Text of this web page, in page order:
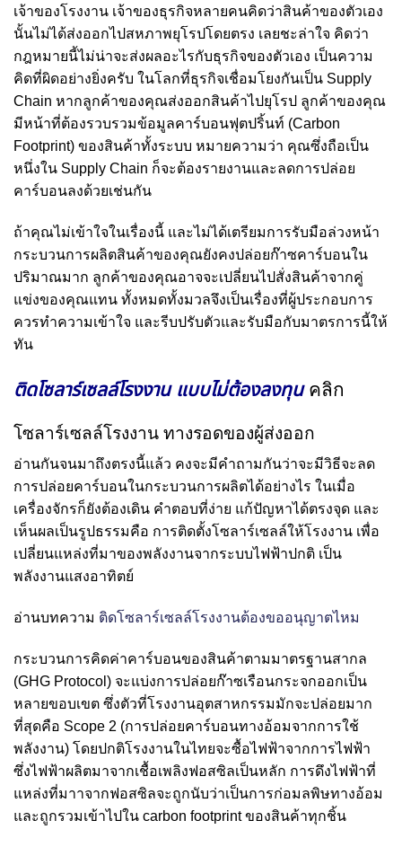
เจ้าของโรงงาน เจ้าของธุรกิจหลายคนคิดว่าสินค้าของตัวเอง
นั้นไม่ได้ส่งออกไปสหภาพยุโรปโดยตรง เลยชะล่าใจ คิดว่า
กฎหมายนี้ไม่น่าจะส่งผลอะไรกับธุรกิจของตัวเอง เป็นความ
คิดที่ผิดอย่างยิ่งครับ ในโลกที่ธุรกิจเชื่อมโยงกันเป็น Supply
Chain หากลูกค้าของคุณส่งออกสินค้าไปยุโรป ลูกค้าของคุณ
มีหน้าที่ต้องรวบรวมข้อมูลคาร์บอนฟุตปริ้นท์ (Carbon
Footprint) ของสินค้าทั้งระบบ หมายความว่า คุณซึ่งถือเป็น
หนึ่งใน Supply Chain ก็จะต้องรายงานและลดการปล่อย
คาร์บอนลงด้วยเช่นกัน
ถ้าคุณไม่เข้าใจในเรื่องนี้ และไม่ได้เตรียมการรับมือล่วงหน้า
กระบวนการผลิตสินค้าของคุณยังคงปล่อยก๊าซคาร์บอนใน
ปริมาณมาก ลูกค้าของคุณอาจจะเปลี่ยนไปสั่งสินค้าจากคู่
แข่งของคุณแทน ทั้งหมดทั้งมวลจึงเป็นเรื่องที่ผู้ประกอบการ
ควรทำความเข้าใจ และรีบปรับตัวและรับมือกับมาตรการนี้ให้
ทัน
ติดโซลาร์เซลล์โรงงาน แบบไม่ต้องลงทุน คลิก
โซลาร์เซลล์โรงงาน ทางรอดของผู้ส่งออก
อ่านกันจนมาถึงตรงนี้แล้ว คงจะมีคำถามกันว่าจะมีวิธีจะลด
การปล่อยคาร์บอนในกระบวนการผลิตได้อย่างไร ในเมื่อ
เครื่องจักรก็ยังต้องเดิน คำตอบที่ง่าย แก้ปัญหาได้ตรงจุด และ
เห็นผลเป็นรูปธรรมคือ การติดตั้งโซลาร์เซลล์ให้โรงงาน เพื่อ
เปลี่ยนแหล่งที่มาของพลังงานจากระบบไฟฟ้าปกติ เป็น
พลังงานแสงอาทิตย์
อ่านบทความ ติดโซลาร์เซลล์โรงงานต้องขออนุญาตไหม
กระบวนการคิดค่าคาร์บอนของสินค้าตามมาตรฐานสากล
(GHG Protocol) จะแบ่งการปล่อยก๊าซเรือนกระจกออกเป็น
หลายขอบเขต ซึ่งตัวที่โรงงานอุตสาหกรรมมักจะปล่อยมาก
ที่สุดคือ Scope 2 (การปล่อยคาร์บอนทางอ้อมจากการใช้
พลังงาน) โดยปกติโรงงานในไทยจะซื้อไฟฟ้าจากการไฟฟ้า
ซึ่งไฟฟ้าผลิตมาจากเชื้อเพลิงฟอสซิลเป็นหลัก การดึงไฟฟ้าที่
แหล่งที่มาาจากฟอสซิลจะถูกนับว่าเป็นการก่อมลพิษทางอ้อม
และถูกรวมเข้าไปใน carbon footprint ของสินค้าทุกชิ้น